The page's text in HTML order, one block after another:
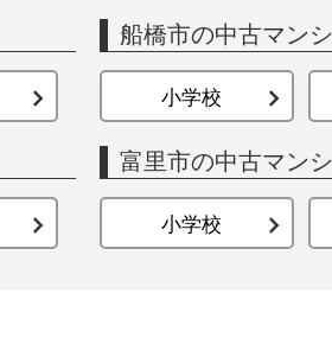
船橋市の中古マン
小学校
富里市の中古マン
小学校